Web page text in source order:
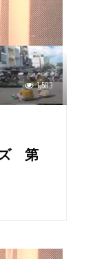
1,583
ズ 第